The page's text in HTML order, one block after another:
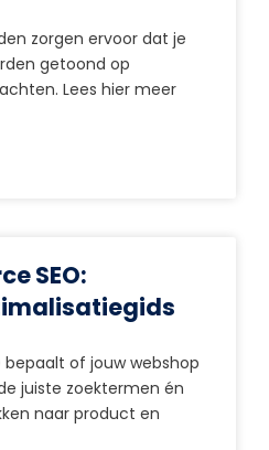
zorgen ervoor dat je
getoond op
Lees hier meer
SEO:
bepaalt of jouw webshop
juiste zoektermen én
naar product en